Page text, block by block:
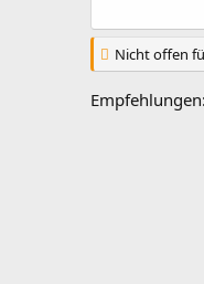
Nicht offen
Empfehlungen: